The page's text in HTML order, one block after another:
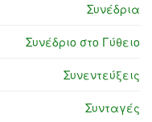
Συνέδρια
Συνέδριο στο Γύθειο
Συνεντεύξεις
Συνταγές